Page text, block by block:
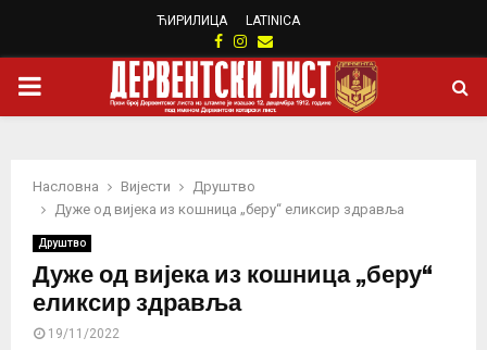
ЋИРИЛИЦА LATINICA
Facebook
Instagram
Email
PRIMARY
Насловна Вијести
Друштво
Дуже од вијека из кошница „беру“ еликсир здравља
Друштво
Дуже од вијека из кошница „беру“
еликсир здравља
19/11/2022